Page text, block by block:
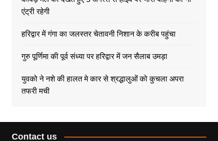
एंट्री रहेगी
हरिद्वार में गंगा का जलस्तर चेतावनी निशान के करीब पहुंचा
गुरु पूर्णिमा की पूर्व संध्या पर हरिद्वार में जन सैलाब उमड़ा
युवको ने नशे की हालत मे कार से श्रद्धालुओं को कुचला अपरा
तफरी मची
Contact us